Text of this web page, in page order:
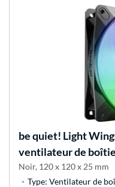
be quiet! Light
ventilateur de
Noir, 120 x 120 x 25 mm
Type: Ventilateur de